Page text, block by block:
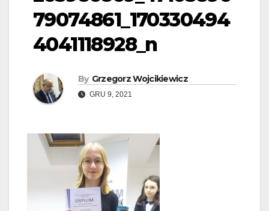
79074861_170330494
4041118928_n
By Grzegorz Wojcikiewicz
GRU 9, 2021